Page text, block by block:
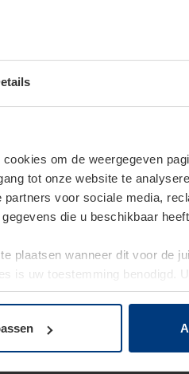
cookies om de weergegeven
tot onze website te
voor sociale media,
die u beschikbaar
plaatsen wanneer dit voor de
is uw toestemming benodigd.
op onze website wijzigen